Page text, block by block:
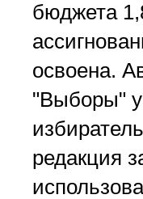
бюджета
освоена.
"Выборы"
редакция